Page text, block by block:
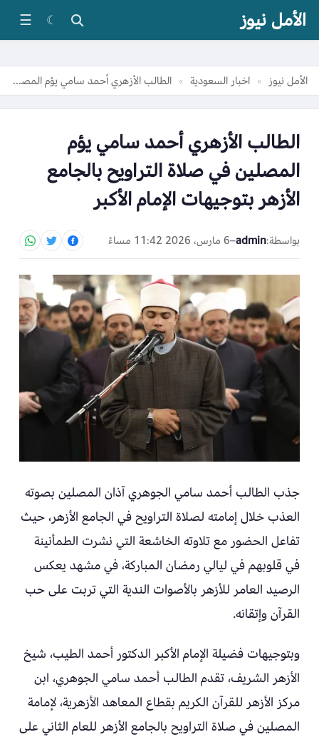
الأمل نيوز ☾
☰
الأمل نيوز » اخبار السعودية » الطالب الأزهري أحمد سامي يؤم المصلين في صلاة التراويح بالجامع الأزهر بتوجيهات الإمام الأكبر
الطالب الأزهري أحمد سامي يؤم
المصلين في صلاة التراويح بالجامع
الأزهر بتوجيهات الإمام الأكبر
بواسطة:admin
–6 مارس، 2026 11:42 مساءً
جذب الطالب أحمد سامي الجوهري آذان المصلين بصوته
العذب خلال إمامته لصلاة التراويح في الجامع الأزهر، حيث
تفاعل الحضور مع تلاوته الخاشعة التي نشرت الطمأنينة
في قلوبهم في ليالي رمضان المباركة، في مشهد يعكس
الرصيد العامر للأزهر بالأصوات الندية التي تربت على حب
القرآن وإتقانه.
وبتوجيهات فضيلة الإمام الأكبر الدكتور أحمد الطيب، شيخ
الأزهر الشريف، تقدم الطالب أحمد سامي الجوهري، ابن
مركز الأزهر للقرآن الكريم بقطاع المعاهد الأزهرية، لإمامة
المصلين في صلاة التراويح بالجامع الأزهر للعام الثاني على